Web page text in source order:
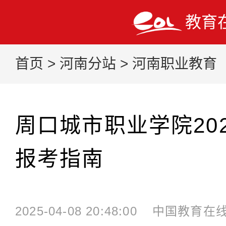
教育
首页 > 河南分站 > 河南职业教育
周口城市职业学院
报考指南
2025-04-08 20:48:00 中国教育在